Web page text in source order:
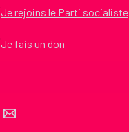
Je rejoins le Parti socialiste
Je fais un don